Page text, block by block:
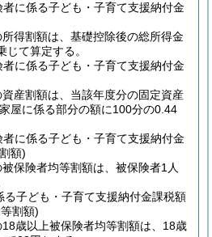
に係る子ども・子育て支援納付金
所得割額は、基礎控除後の総所得金
て算定する。
に係る子ども・子育て支援納付金
資産割額は、当該年度分の固定資産
屋に係る部分の額に100分の0.44
に係る子ども・子育て支援納付金
額)
被保険者均等割額は、被保険者1人
子ども・子育て支援納付金課税額
割額)
18歳以上被保険者均等割額は、18歳